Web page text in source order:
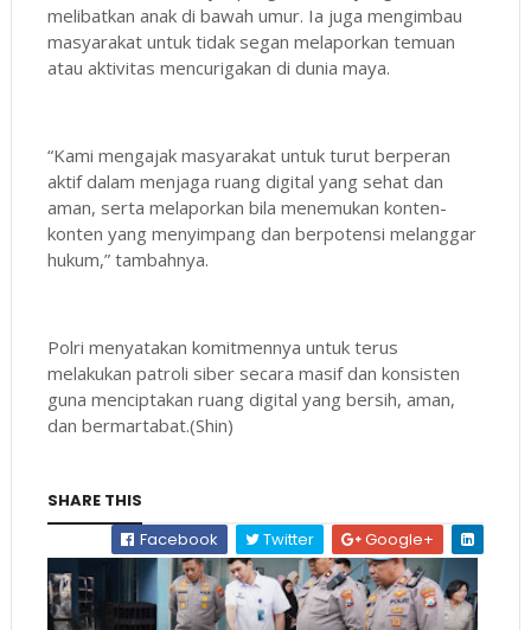
melibatkan anak di bawah umur. Ia juga mengimbau
masyarakat untuk tidak segan melaporkan temuan
atau aktivitas mencurigakan di dunia maya.
“Kami mengajak masyarakat untuk turut berperan
aktif dalam menjaga ruang digital yang sehat dan
aman, serta melaporkan bila menemukan konten-
konten yang menyimpang dan berpotensi melanggar
hukum,” tambahnya.
Polri menyatakan komitmennya untuk terus
melakukan patroli siber secara masif dan konsisten
guna menciptakan ruang digital yang bersih, aman,
dan bermartabat.(Shin)
SHARE THIS
Facebook
Twitter Google+